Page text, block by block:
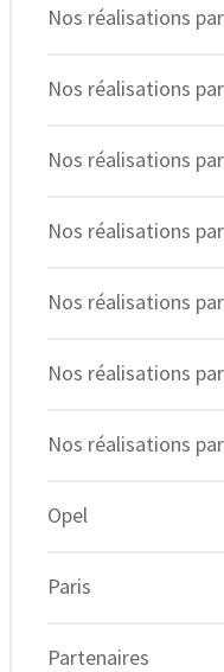
Nos réalisations
Nos réalisations
Nos réalisations
Nos réalisations
Nos réalisations
Nos réalisations
Nos réalisations
Opel
Paris
Partenaires